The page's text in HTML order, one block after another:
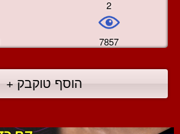
2
7857
הוסף טוקבק +